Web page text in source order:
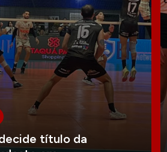
título da